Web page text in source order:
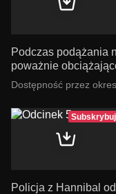
Podczas podążania
poważnie
Dostępność przez
Subskrybuj
Policja z Hannibal